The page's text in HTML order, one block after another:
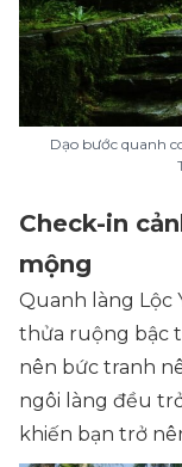
Dạo bước quanh
Check-in
mộng
Quanh làng Lộc
thửa ruộng bậc
nên bức tranh
ngôi làng đều
khiến bạn trở